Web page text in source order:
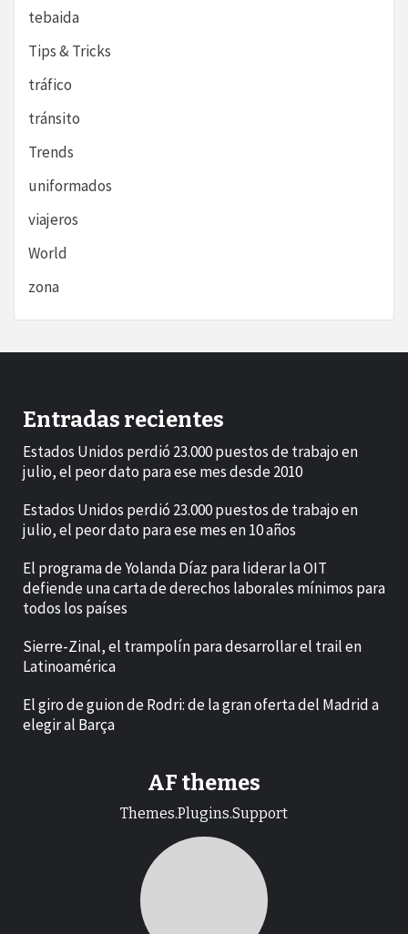
tebaida
Tips & Tricks
tráfico
tránsito
Trends
uniformados
viajeros
World
zona
Entradas recientes
Estados Unidos perdió 23.000 puestos de trabajo en
julio, el peor dato para ese mes desde 2010
Estados Unidos perdió 23.000 puestos de trabajo en
julio, el peor dato para ese mes en 10 años
El programa de Yolanda Díaz para liderar la OIT
defiende una carta de derechos laborales mínimos para
todos los países
Sierre-Zinal, el trampolín para desarrollar el trail en
Latinoamérica
El giro de guion de Rodri: de la gran oferta del Madrid a
elegir al Barça
AF themes
Themes.Plugins.Support